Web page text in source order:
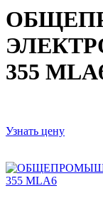
355
Узнать цену